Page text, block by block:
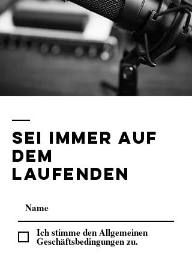
Sei immer auf
dem
laufenden
Ich stimme den Allgemeinen
Geschäftsbedingungen zu.